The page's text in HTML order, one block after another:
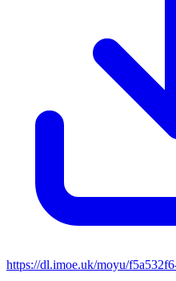
https://dl.imoe.uk/moyu/